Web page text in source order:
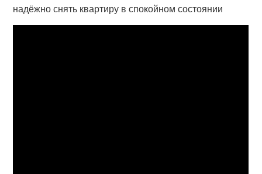
надёжно снять квартиру в спокойном состоянии